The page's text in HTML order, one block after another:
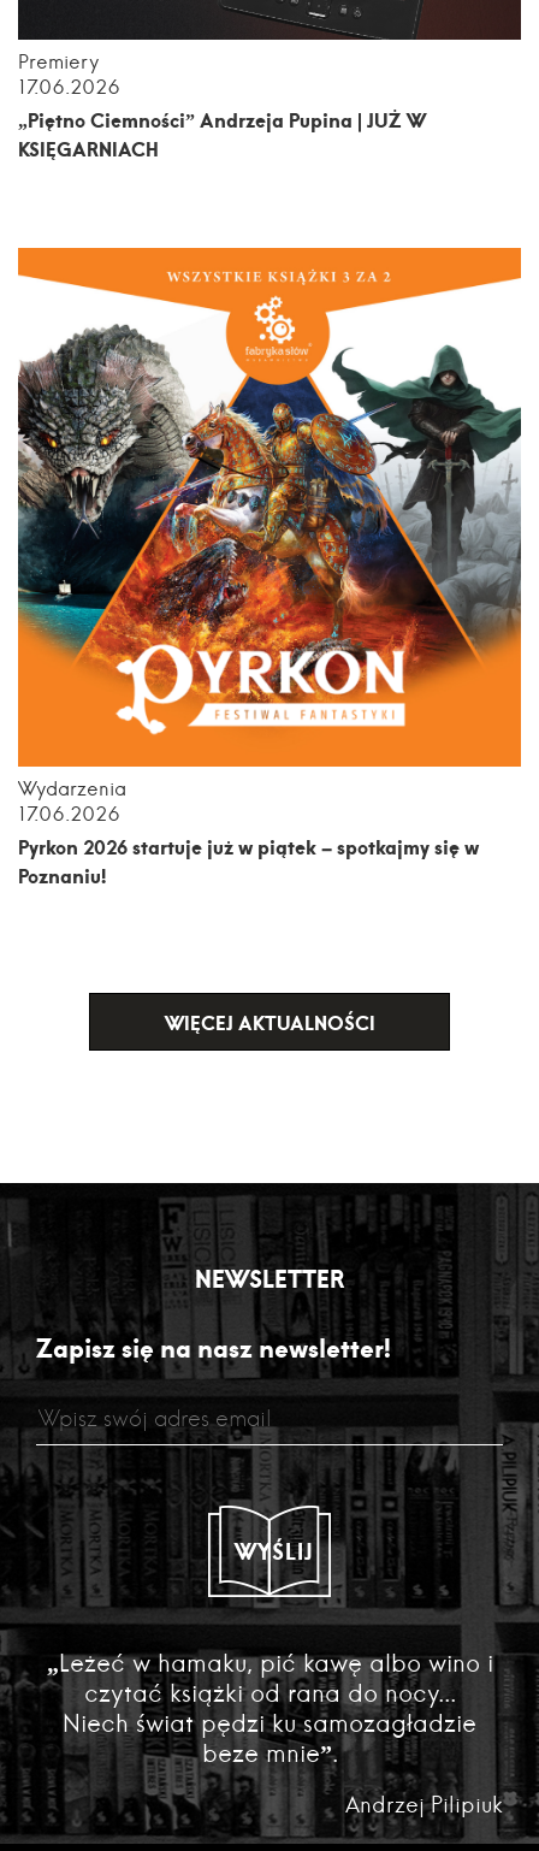
Premiery
17.06.2026
„Piętno Ciemności” Andrzeja Pupina | JUŻ W
KSIĘGARNIACH
Wydarzenia
17.06.2026
Pyrkon 2026 startuje już w piątek – spotkajmy się w
Poznaniu!
WIĘCEJ AKTUALNOŚCI
NEWSLETTER
Zapisz się na nasz newsletter!
WYŚLIJ
„Leżeć w hamaku, pić kawę albo wino i
czytać książki od rana do nocy...
Niech świat pędzi ku samozagładzie
beze mnie”.
Andrzej Pilipiuk